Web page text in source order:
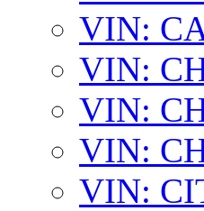
VIN:
VIN:
VIN:
VIN:
VIN: